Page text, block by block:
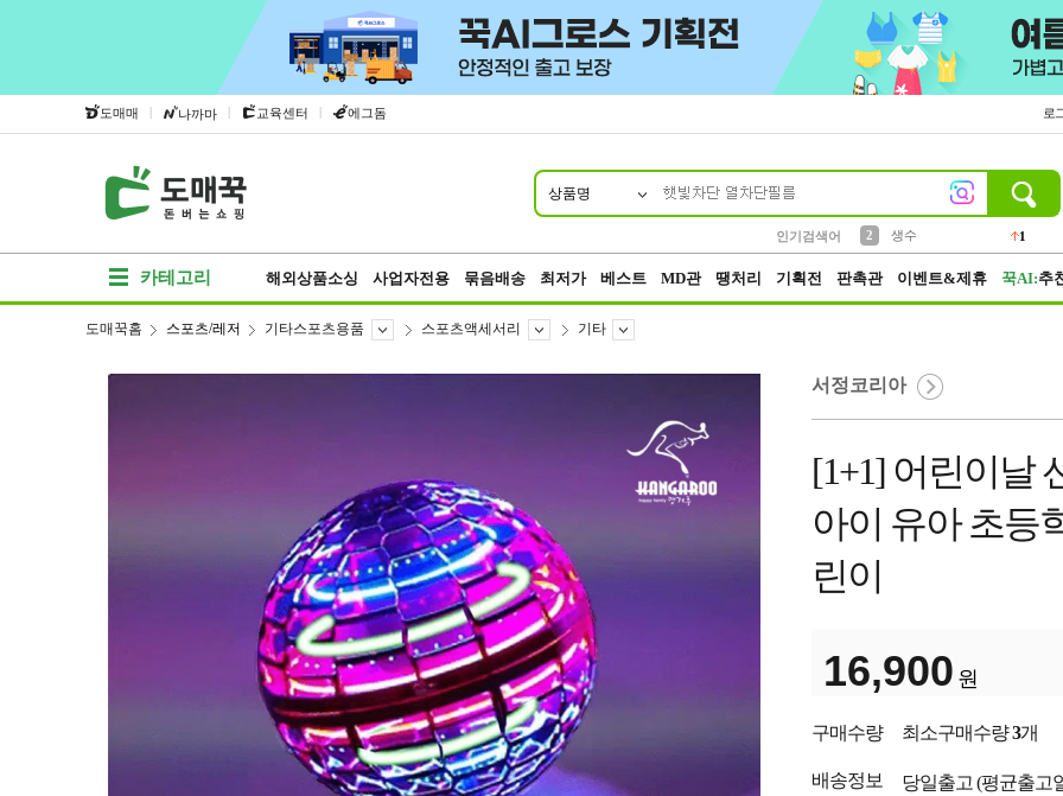
도매매 | 나까마 | 교육센터 | 에그돔 로
상품명
인기검색어
2
생수
1
카테고리 해외상품소싱 사업자전용 묶음배송 최저가 베스트 MD관 땡처리 기획전 판촉관 이벤트&제휴 꾹AI:추
도매꾹홈 스포츠/레저 기타스포츠용품 스포츠액세서리 기타
서정코리아
[1+1] 어린이날
아이 유아 초등
린이
16,900 원
구매수량 최소구매수량3개
배송정보 당일출고 (평균출고